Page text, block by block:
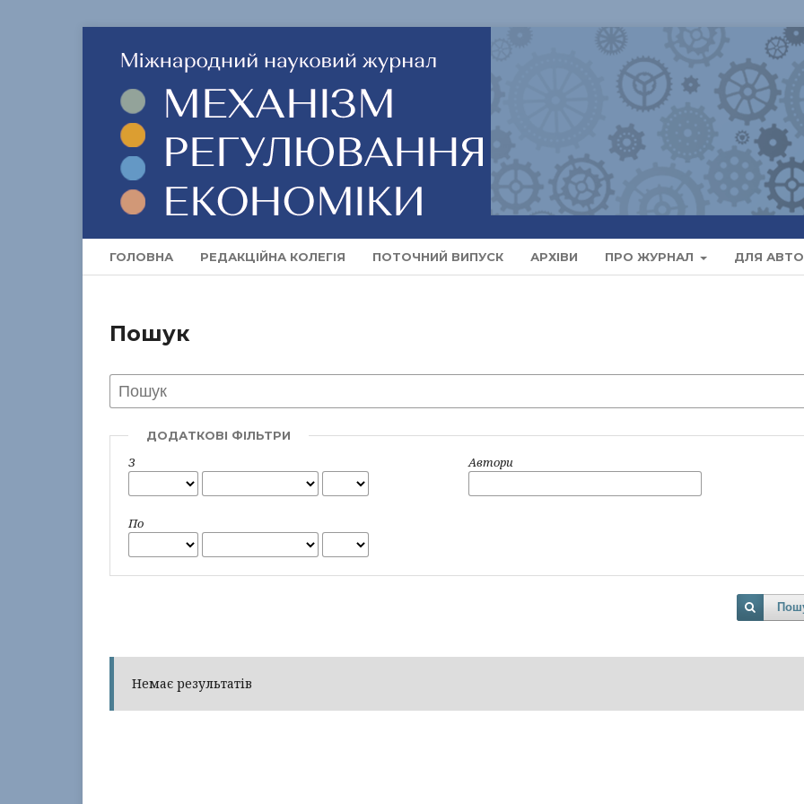
ГОЛОВНА РЕДАКЦІЙНА КОЛЕГІЯ ПОТОЧНИЙ ВИПУСК АРХІВИ ПРО ЖУРНАЛ ДЛЯ
Пошук
ДОДАТКОВІ ФІЛЬТРИ
З
По
Автори
Немає результатів